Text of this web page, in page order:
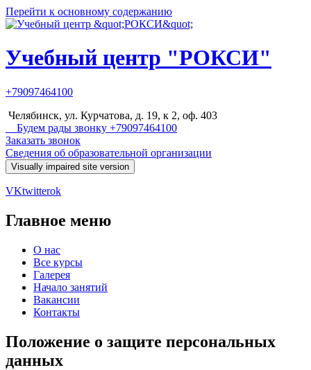
Перейти к основному содержанию
Учебный центр "РОКСИ"
+79097464100
Челябинск, ул. Курчатова, д. 19, к 2, оф. 403
Будем рады звонку +79097464100
Заказать звонок
Сведения об образовательной организации
VKtwitterok
Главное меню
О нас
Все курсы
Галерея
Начало занятий
Вакансии
Контакты
Положение о защите персональных
данных